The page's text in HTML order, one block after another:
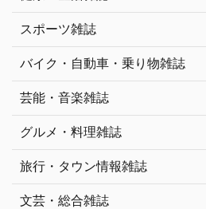
スポーツ雑誌
バイク・自動車・乗り物雑誌
芸能・音楽雑誌
グルメ・料理雑誌
旅行・タウン情報雑誌
文芸・総合雑誌